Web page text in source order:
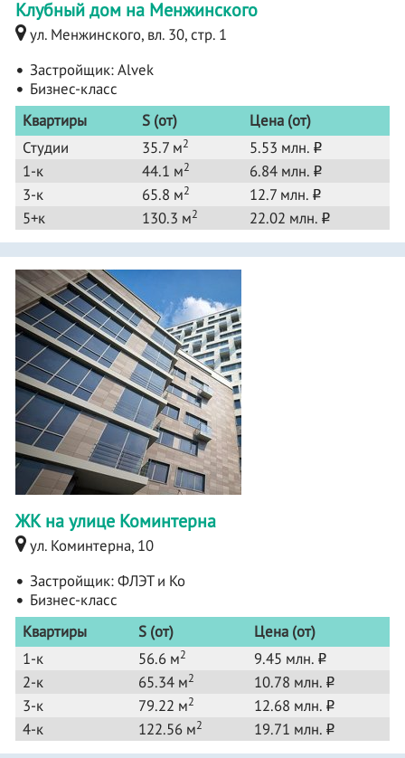
Клубный дом на Менжинского
ул. Менжинского, вл. 30, стр. 1
Застройщик:Alvek
Бизнес-класс
Квартиры
S (от)
Цена (от)
Студии
35.7 м2 5.53 млн. o
1-к 44.1 м2 6.84 млн. o
3-к 65.8 м2 12.7 млн. o
5+к 130.3 м2 22.02 млн. o
ЖК на улице Коминтерна
ул. Коминтерна, 10
Застройщик:ФЛЭТ и Ко
Бизнес-класс
Квартиры
S (от)
Цена (от)
1-к
56.6 м2 9.45 млн. o
2-к 65.34 м2 10.78 млн. o
3-к 79.22 м2 12.68 млн. o
4-к 122.56 м2 19.71 млн. o